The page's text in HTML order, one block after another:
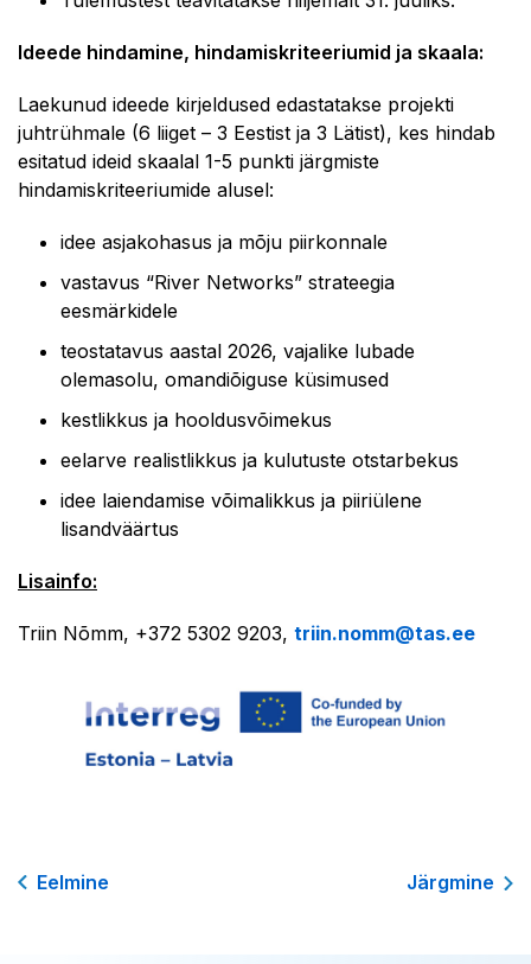
Ideede hindamine, hindamiskriteeriumid ja skaala:
Laekunud ideede kirjeldused edastatakse projekti
juhtrühmale (6 liiget – 3 Eestist ja 3 Lätist), kes hindab
esitatud ideid skaalal 1-5 punkti järgmiste
hindamiskriteeriumide alusel:
idee asjakohasus ja mõju piirkonnale
vastavus “River Networks” strateegia
eesmärkidele
teostatavus aastal 2026, vajalike lubade
olemasolu, omandiõiguse küsimused
kestlikkus ja hooldusvõimekus
eelarve realistlikkus ja kulutuste otstarbekus
idee laiendamise võimalikkus ja piiriülene
Lisainfo:
Triin Nõmm, +372 5302 9203, triin.nomm@tas.ee
Eelmine Järgmine